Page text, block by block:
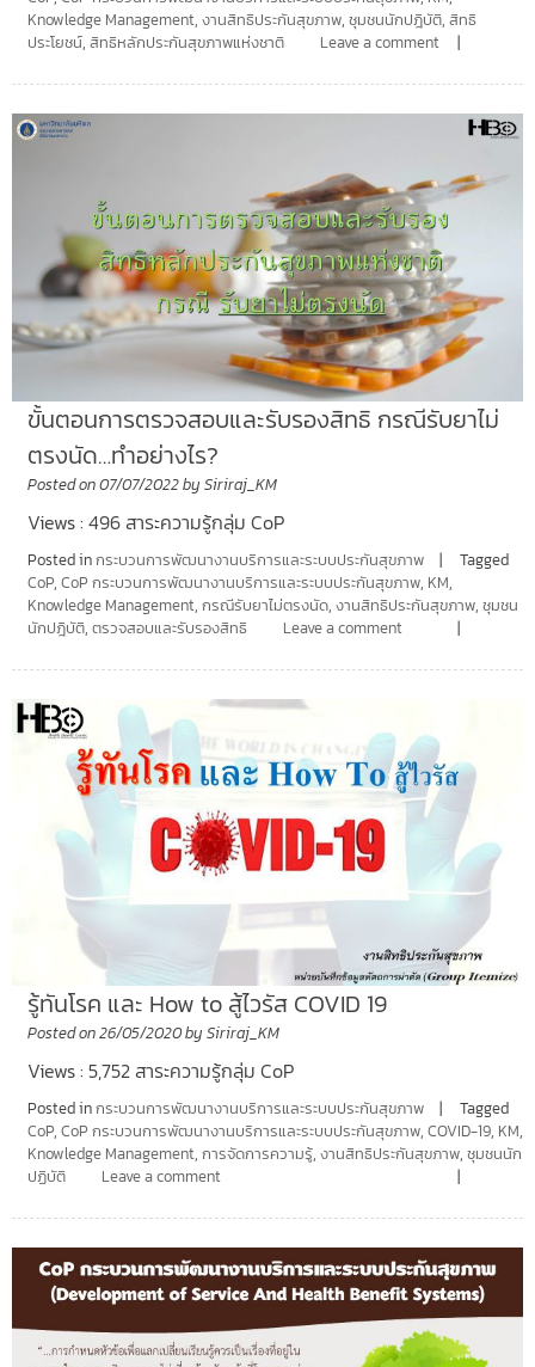
Knowledge Management, งานสิทธิประกันสุขภาพ, ชุมชนนักปฎิบัติ, สิทธิ
ประโยชน์, สิทธิหลักประกันสุขภาพแห่งชาติ Leave a comment
ขั้นตอนการตรวจสอบและรับรองสิทธิ กรณีรับยาไม่
ตรงนัด…ทำอย่างไร?
Posted on07/07/2022by Siriraj_KM
Views : 496 สาระความรู้กลุ่ม CoP
Posted inกระบวนการพัฒนางานบริการและระบบประกันสุขภาพ
Tagged
CoP, CoP กระบวนการพัฒนางานบริการและระบบประกันสุขภาพ, KM,
Knowledge Management, กรณีรับยาไม่ตรงนัด, งานสิทธิประกันสุขภาพ, ชุมชน
นักปฎิบัติ, ตรวจสอบและรับรองสิทธิ Leave a comment
รู้ทันโรค และ How to สู้ไวรัส COVID 19
Posted on26/05/2020by Siriraj_KM
Views : 5,752 สาระความรู้กลุ่ม CoP
Posted inกระบวนการพัฒนางานบริการและระบบประกันสุขภาพ
Tagged
CoP, CoP กระบวนการพัฒนางานบริการและระบบประกันสุขภาพ, COVID-19, KM,
Knowledge Management, การจัดการความรู้, งานสิทธิประกันสุขภาพ, ชุมชนนัก
ปฏิบัติ
Leave a comment